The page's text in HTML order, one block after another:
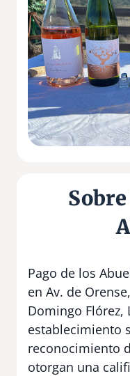
Pago de los
en Av. de
Domingo Flórez,
establecimiento
reconocimiento
otorgan una